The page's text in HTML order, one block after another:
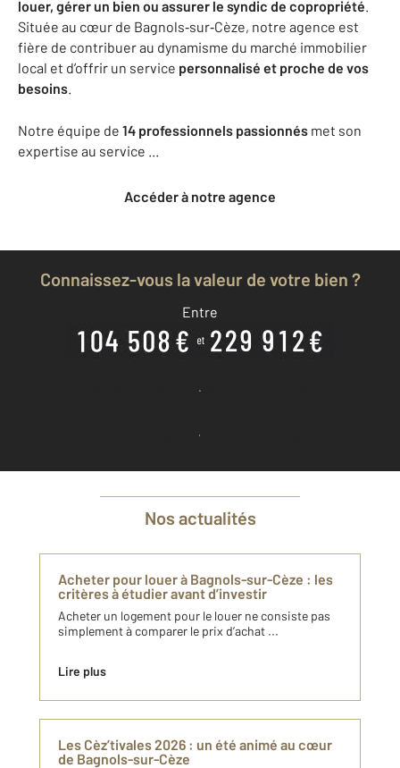
louer, gérer un bien ou assurer le syndic de copropriété.
Située au cœur de Bagnols‑sur‑Cèze, notre agence est
fière de contribuer au dynamisme du marché immobilier
local et d’offrir un service personnalisé et proche de vos
besoins.
Notre équipe de 14 professionnels passionnés met son
expertise au service ...
Accéder à notre agence
Connaissez-vous la valeur de votre bien ?
Entre
Je découvre combien vaut mon bien
Je demande une estimation à mon agence
Nos actualités
Acheter pour louer à Bagnols-sur-Cèze : les
critères à étudier avant d’investir
Acheter un logement pour le louer ne consiste pas
simplement à comparer le prix d’achat ...
Lire plus
Les Cèz’tivales 2026 : un été animé au cœur
de Bagnols-sur-Cèze